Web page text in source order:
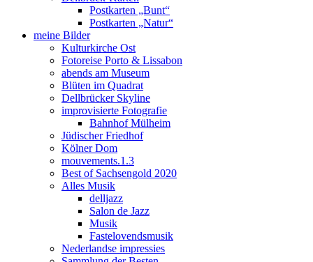
Postkarten „Bunt“
Postkarten „Natur“
meine Bilder
Kulturkirche Ost
Fotoreise Porto & Lissabon
abends am Museum
Blüten im Quadrat
Dellbrücker Skyline
improvisierte Fotografie
Bahnhof Mülheim
Jüdischer Friedhof
Kölner Dom
mouvements.1.3
Best of Sachsengold 2020
Alles Musik
delljazz
Salon de Jazz
Musik
Fastelovendsmusik
Nederlandse impressies